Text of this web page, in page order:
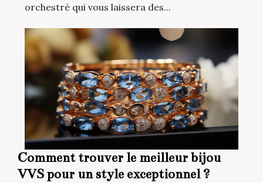
orchestré qui vous laissera des...
Comment trouver le meilleur bijou
VVS pour un style exceptionnel ?